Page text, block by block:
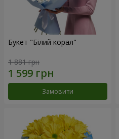
Букет "Білий корал"
1 881 грн
Замовити